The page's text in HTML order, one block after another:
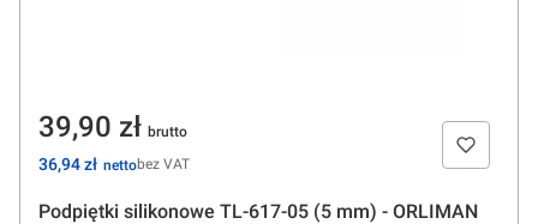
Podpiętki silikonowe TL-617-05 (5 mm) - ORLIMAN
Cena
39,90 zł
Cena
36,94 zł bez VAT